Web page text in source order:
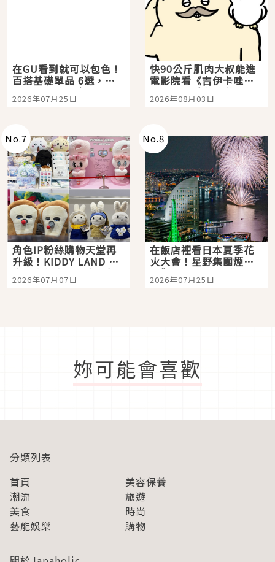
在GU看到就可以包色！
百搭基礎單品 6選，閉
眼全收也不心疼
2026年07月25日
快90公斤肌肉大叔能進
電影院看《吉伊卡哇》
嗎？日本重金屬樂團
「打首」會長與nagano
2026年08月03日
No.7
角色IP粉絲購物天堂再
升級！KIDDY LAND 原
宿店吉伊卡哇迎客，新
開幕 OMOKADO 店3分
2026年07月07日
No.8
在飯店裡看日本夏季花
火大會！星野集團煙火
景觀飯店6選，讓你不用
人擠人悠閒欣賞
2026年07月25日
妳可能會喜歡
分類列表
首頁
美容保養
潮流
旅遊
美食
時尚
藝能娛樂
購物